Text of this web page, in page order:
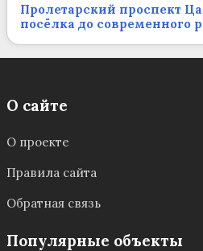
Пролетарский проспект
посёлка до современного
О сайте
О проекте
Правила сайта
Обратная связь
Популярные объекты